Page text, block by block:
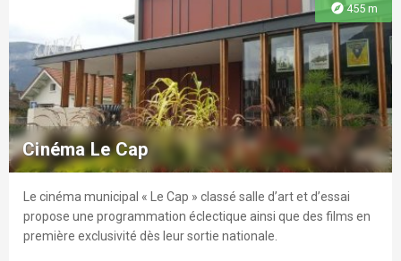
La petite cavale d'Erika
L’animation poney à la carte, qui se déplace chez vous : après-
midi anniversaires, animations avec les poneys lors des
mariages ou des baptêmes, balades à pied accompagnées
des poneys, séjours pendant les vacances... Contactez Erika
pour vos événements !
explore2.0 km
explore 455 m
Cinéma Le Cap
Le cinéma municipal « Le Cap » classé salle d’art et d’essai
propose une programmation éclectique ainsi que des films en
première exclusivité dès leur sortie nationale.